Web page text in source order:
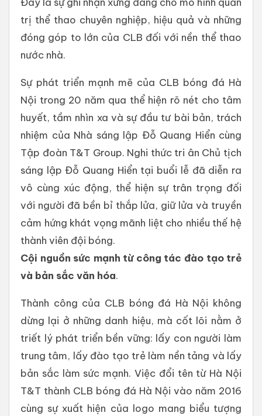
trị thể thao chuyên nghiệp, hiệu quả và những
đóng góp to lớn của CLB đối với nền thể thao
nước nhà.
Sự phát triển mạnh mẽ của CLB bóng đá Hà
Nội trong 20 năm qua thể hiện rõ nét cho tâm
huyết, tầm nhìn xa và sự đầu tư bài bản, trách
nhiệm của Nhà sáng lập Đỗ Quang Hiển cùng
Tập đoàn T&T Group. Nghi thức tri ân Chủ tịch
sáng lập Đỗ Quang Hiển tại buổi lễ đã diễn ra
vô cùng xúc động, thể hiện sự trân trọng đối
với người đã bền bỉ thắp lửa, giữ lửa và truyền
cảm hứng khát vọng mãnh liệt cho nhiều thế hệ
thành viên đội bóng.
Cội nguồn sức mạnh từ công tác đào tạo trẻ
và bản sắc văn hóa.
Thành công của CLB bóng đá Hà Nội không
dừng lại ở những danh hiệu, mà cốt lõi nằm ở
triết lý phát triển bền vững: lấy con người làm
trung tâm, lấy đào tạo trẻ làm nền tảng và lấy
bản sắc làm sức mạnh. Việc đổi tên từ Hà Nội
T&T thành CLB bóng đá Hà Nội vào năm 2016
cùng sự xuất hiện của logo mang biểu tượng